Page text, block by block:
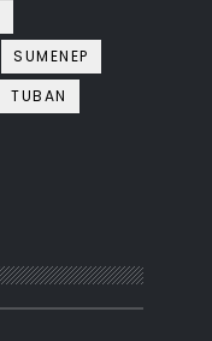
SUMENEP
TUBAN